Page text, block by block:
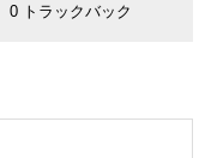
0 トラックバック